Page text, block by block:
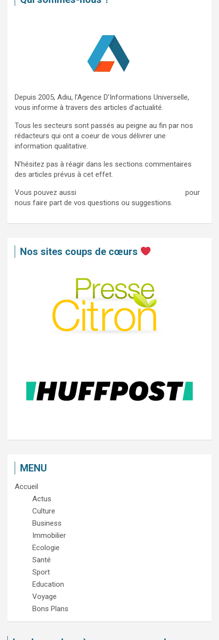
c
Depuis 2005, Adiu, l’Agence D’Informations Universelle,
vous informe à travers des articles d’actualité.
Tous les secteurs sont passés au peigne au fin par nos
rédacteurs qui ont a coeur de vous délivrer une
information qualitative.
N’hésitez pas à réagir dans les sections commentaires
des articles prévus à cet effet.
Vous pouvez aussi
pour
nous faire part de vos questions ou suggestions.
Nos sites coups de cœurs
MENU
Accueil
Actus
Culture
Business
Immobilier
Ecologie
Santé
Sport
Education
Voyage
Bons Plans